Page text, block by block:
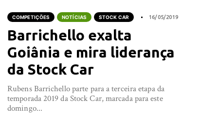
COMPETIÇÕES NOTÍCIAS STOCK CAR 16/05/2019
Barrichello exalta
Goiânia e mira liderança
da Stock Car
Rubens Barrichello parte para a terceira etapa da
temporada 2019 da Stock Car, marcada para este
domingo...